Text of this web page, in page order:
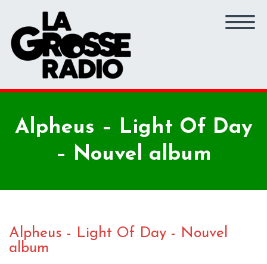
Alpheus – Light Of Day
– Nouvel album
Alpheus - Light Of Day - Nouvel
album